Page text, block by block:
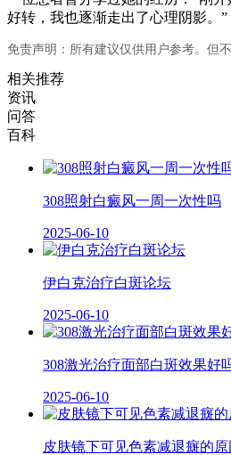
好转，我也逐渐走出了心理阴影。
免责声明：所有建议仅供用户参考。但
相关推荐
资讯
问答
百科
308照射白癜风一周一次性吗
2025-06-10
伊白克治疗白斑论坛
2025-06-10
308激光治疗面部白斑效果好
2025-06-10
皮肤镜下可见色素减退癍的原